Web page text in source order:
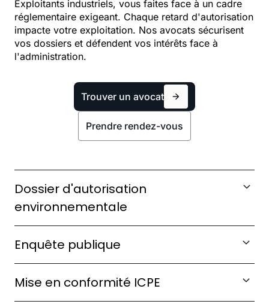
Exploitants industriels, vous faites face à un cadre
réglementaire exigeant. Chaque retard d'autorisation
impacte votre exploitation. Nos avocats sécurisent
vos dossiers et défendent vos intérêts face à
l'administration.
Trouver un avocat
Prendre rendez-vous
Dossier d'autorisation
environnementale
exigences préfectorales et anticiper les
demandes de compléments.
Enquête publique
sécuriser juridiquement chaque étape de la
procédure.
Mise en conformité ICPE